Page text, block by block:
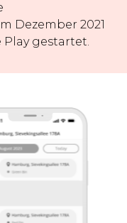
Dezember 2021
gestartet.